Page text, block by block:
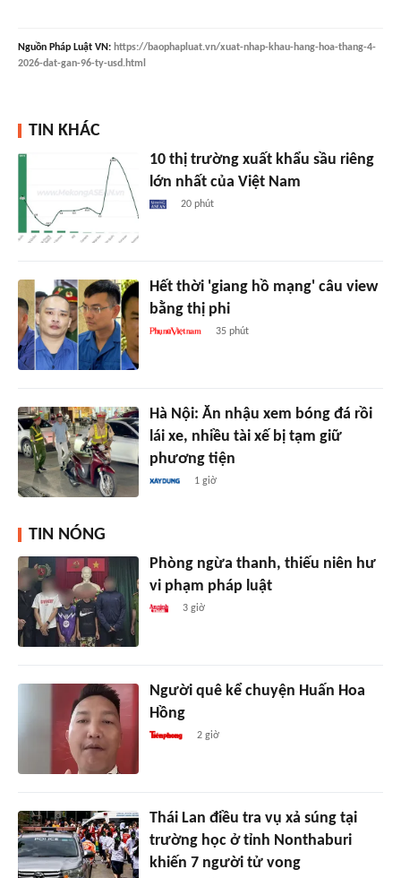
Nguồn Pháp Luật VN: https://baophapluat.vn/xuat-nhap-khau-hang-hoa-thang-4-
2026-dat-gan-96-ty-usd.html
TIN KHÁC
10 thị trường xuất khẩu sầu riêng
lớn nhất của Việt Nam
20 phút
Hết thời 'giang hồ mạng' câu view
bằng thị phi
35 phút
Hà Nội: Ăn nhậu xem bóng đá rồi
lái xe, nhiều tài xế bị tạm giữ
phương tiện
1 giờ
TIN NÓNG
Phòng ngừa thanh, thiếu niên hư
vi phạm pháp luật
3 giờ
Người quê kể chuyện Huấn Hoa
Hồng
2 giờ
Thái Lan điều tra vụ xả súng tại
trường học ở tỉnh Nonthaburi
khiến 7 người tử vong